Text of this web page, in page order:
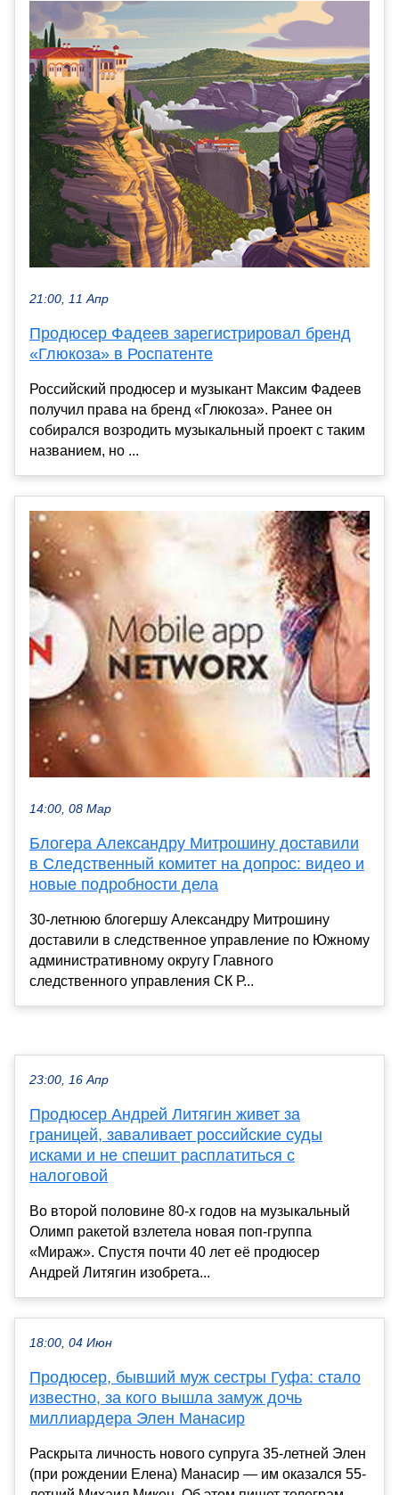
21:00, 11 Апр
Продюсер Фадеев зарегистрировал бренд
«Глюкоза» в Роспатенте
Российский продюсер и музыкант Максим Фадеев
получил права на бренд «Глюкоза». Ранее он
собирался возродить музыкальный проект с таким
названием, но ...
14:00, 08 Мар
Блогера Александру Митрошину доставили
в Следственный комитет на допрос: видео и
новые подробности дела
30-летнюю блогершу Александру Митрошину
доставили в следственное управление по Южному
административному округу Главного
следственного управления СК Р...
23:00, 16 Апр
Продюсер Андрей Литягин живет за
границей, заваливает российские суды
исками и не спешит расплатиться с
налоговой
Во второй половине 80-х годов на музыкальный
Олимп ракетой взлетела новая поп-группа
«Мираж». Спустя почти 40 лет её продюсер
Андрей Литягин изобрета...
18:00, 04 Июн
Продюсер, бывший муж сестры Гуфа: стало
известно, за кого вышла замуж дочь
миллиардера Элен Манасир
Раскрыта личность нового супруга 35-летней Элен
(при рождении Елена) Манасир — им оказался 55-